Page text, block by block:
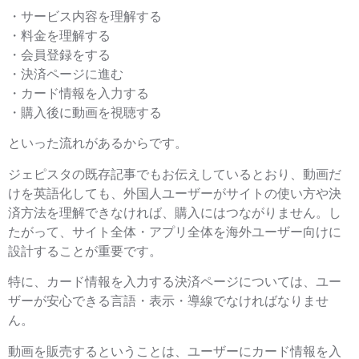
・サービス内容を理解する
・料金を理解する
・会員登録をする
・決済ページに進む
・カード情報を入力する
・購入後に動画を視聴する
といった流れがあるからです。
ジェピスタの既存記事でもお伝えしているとおり、動画だ
けを英語化しても、外国人ユーザーがサイトの使い方や決
済方法を理解できなければ、購入にはつながりません。し
たがって、サイト全体・アプリ全体を海外ユーザー向けに
設計することが重要です。
特に、カード情報を入力する決済ページについては、ユー
ザーが安心できる言語・表示・導線でなければなりませ
ん。
動画を販売するということは、ユーザーにカード情報を入